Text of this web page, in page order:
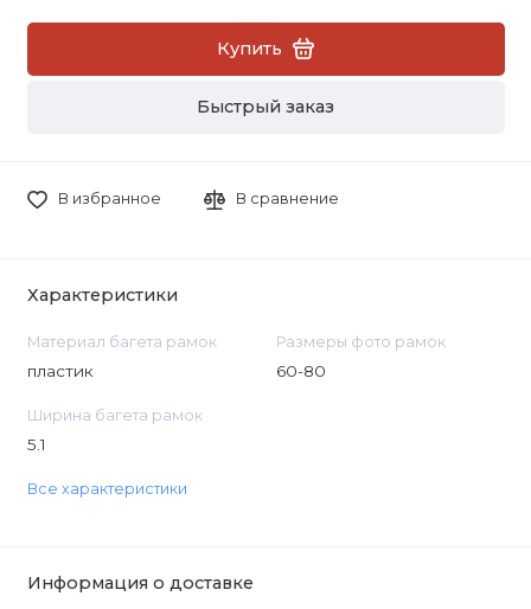
Купить
Быстрый заказ
В избранное В сравнение
Характеристики
Материал багета рамок
пластик
Размеры фото рамок
60-80
Ширина багета рамок
5.1
Все характеристики
Информация о доставке